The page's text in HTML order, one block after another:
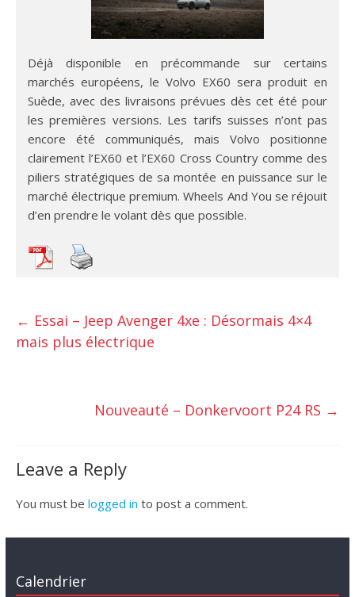
Déjà disponible en précommande sur certains
marchés européens, le Volvo EX60 sera produit en
Suède, avec des livraisons prévues dès cet été pour
les premières versions. Les tarifs suisses n’ont pas
encore été communiqués, mais Volvo positionne
clairement l’EX60 et l’EX60 Cross Country comme des
piliers stratégiques de sa montée en puissance sur le
marché électrique premium. Wheels And You se réjouit
d’en prendre le volant dès que possible.
← Essai – Jeep Avenger 4xe : Désormais 4×4
mais plus électrique
Nouveauté – Donkervoort P24 RS →
Leave a Reply
You must be logged in to post a comment.
Calendrier